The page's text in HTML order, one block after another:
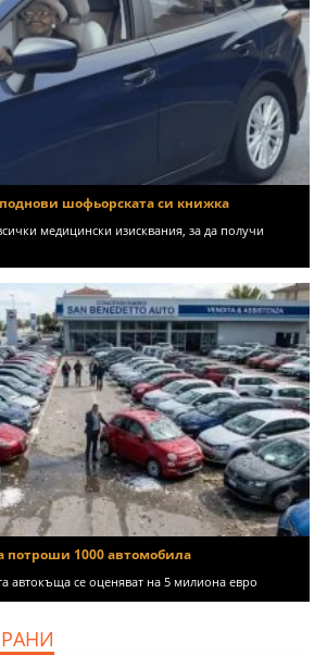
шофьорската си книжка
медицински изисквания, за да получи
потроши 1000 автомобила
автокъща се оценяват на 5 милиона евро